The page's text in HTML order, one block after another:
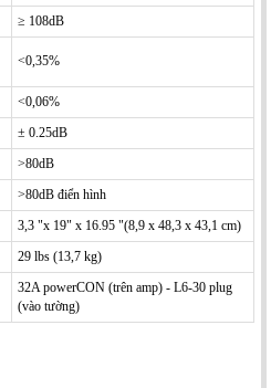
≥ 108dB
<0,35%
<0,06%
± 0.25dB
>80dB
>80dB điển hình
3,3 "x 19" x 16.95 "(8,9 x 48,3 x 43,1 cm)
29 lbs (13,7 kg)
32A powerCON (trên amp) - L6-30 plug
(vào tường)